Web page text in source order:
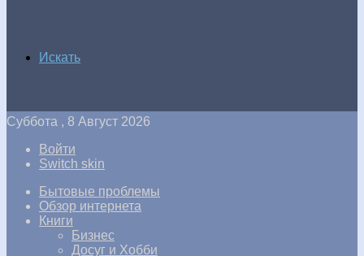
Искать
Суббота , 8 Август 2026
Войти
Switch skin
Бытовые проблемы
Обзор интернета
Книги
Бизнес
Досуг и Хобби